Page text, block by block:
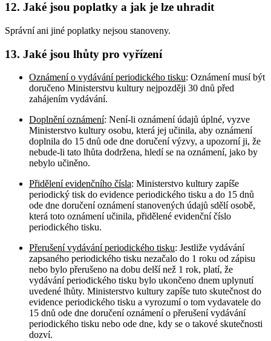
12. Jaké jsou poplatky a jak je lze uhradit
Správní ani jiné poplatky nejsou stanoveny.
13. Jaké jsou lhůty pro vyřízení
Oznámení o vydávání periodického tisku: Oznámení musí být
doručeno Ministerstvu kultury nejpozději 30 dnů před
zahájením vydávání.
Doplnění oznámení: Není-li oznámení údajů úplné, vyzve
Ministerstvo kultury osobu, která jej učinila, aby oznámení
doplnila do 15 dnů ode dne doručení výzvy, a upozorní ji, že
nebude-li tato lhůta dodržena, hledí se na oznámení, jako by
nebylo učiněno.
Přidělení evidenčního čísla: Ministerstvo kultury zapíše
periodický tisk do evidence periodického tisku a do 15 dnů
ode dne doručení oznámení stanovených údajů sdělí osobě,
která toto oznámení učinila, přidělené evidenční číslo
periodického tisku.
Přerušení vydávání periodického tisku: Jestliže vydávání
zapsaného periodického tisku nezačalo do 1 roku od zápisu
nebo bylo přerušeno na dobu delší než 1 rok, platí, že
vydávání periodického tisku bylo ukončeno dnem uplynutí
uvedené lhůty. Ministerstvo kultury zapíše tuto skutečnost do
evidence periodického tisku a vyrozumí o tom vydavatele do
15 dnů ode dne doručení oznámení o přerušení vydávání
periodického tisku nebo ode dne, kdy se o takové skutečnosti
dozví.